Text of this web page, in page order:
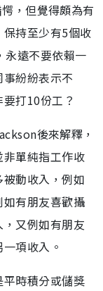
，但覺得頗為有
持至少有5個收
永遠不要依賴一
紛紛表示不
打10份工？
後來解釋，
單純指工作收
動收入，例如
有朋友喜歡攝
又例如有朋友
項收入。
時積分或儲獎